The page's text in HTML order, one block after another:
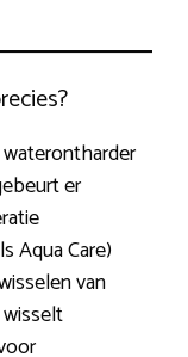
er
Aqua Care)
van